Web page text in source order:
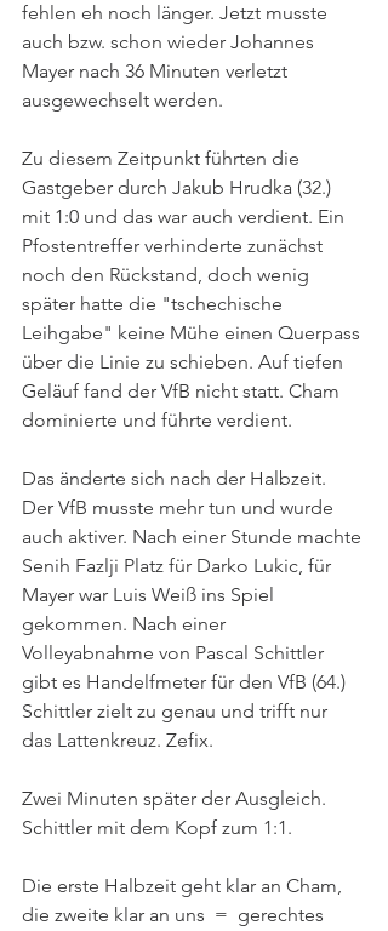
fehlen eh noch länger. Jetzt musste
auch bzw. schon wieder Johannes
Mayer nach 36 Minuten verletzt
ausgewechselt werden.
Zu diesem Zeitpunkt führten die
Gastgeber durch Jakub Hrudka (32.)
mit 1:0 und das war auch verdient. Ein
Pfostentreffer verhinderte zunächst
noch den Rückstand, doch wenig
später hatte die "tschechische
Leihgabe" keine Mühe einen Querpass
über die Linie zu schieben. Auf tiefen
Geläuf fand der VfB nicht statt. Cham
dominierte und führte verdient.
Das änderte sich nach der Halbzeit.
Der VfB musste mehr tun und wurde
auch aktiver. Nach einer Stunde machte
Senih Fazlji Platz für Darko Lukic, für
Mayer war Luis Weiß ins Spiel
gekommen. Nach einer
Volleyabnahme von Pascal Schittler
gibt es Handelfmeter für den VfB (64.)
Schittler zielt zu genau und trifft nur
das Lattenkreuz. Zefix.
Zwei Minuten später der Ausgleich.
Schittler mit dem Kopf zum 1:1.
Die erste Halbzeit geht klar an Cham,
die zweite klar an uns  =  gerechtes